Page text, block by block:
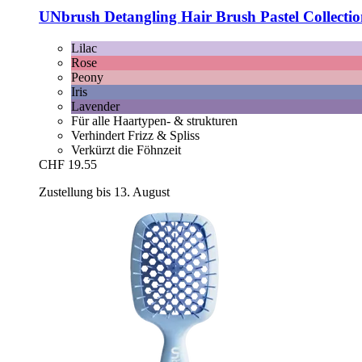
UNbrush Detangling Hair Brush Pastel
Lilac
Rose
Peony
Iris
Lavender
Für alle Haartypen- & strukturen
Verhindert Frizz & Spliss
Verkürzt die Föhnzeit
CHF 19.55
Zustellung bis 13. August